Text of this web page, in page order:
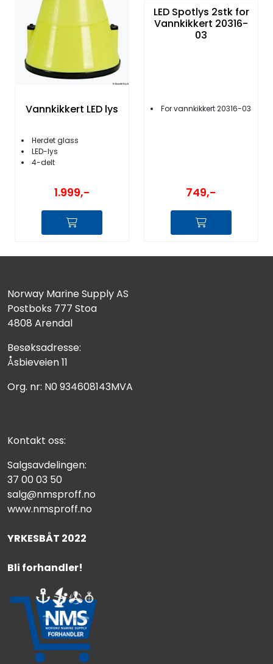
Vannkikkert LED lys
Herdet glass
LED-lys
4-delt
1.999,-
LED Spotlys 2stk for
Vannkikkert 20316-
03
For vannkikkert 20316-03
749,-
Norway Marine Supply AS
Postboks 777 Stoa
4808 Arendal
Besøksadresse:
Åsbieveien 11
Org. nr: N0 934608143MVA
Kontakt oss:
Salgsavdelingen:
37 00 03 50
salg@nmsproff.no
www.nmsproff.no
YRKESBÅT 2022
Bli forhandler!